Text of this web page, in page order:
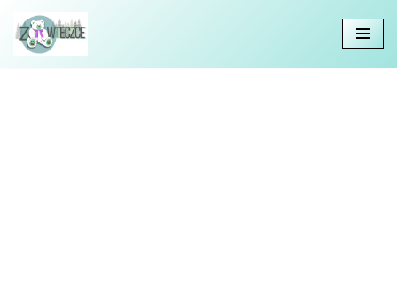
Przejdź